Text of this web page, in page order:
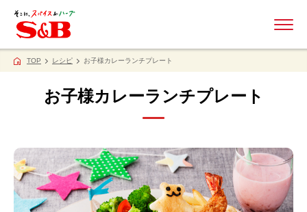
TOP レシピ お子様カレーランチプレート
お子様カレーランチプレート